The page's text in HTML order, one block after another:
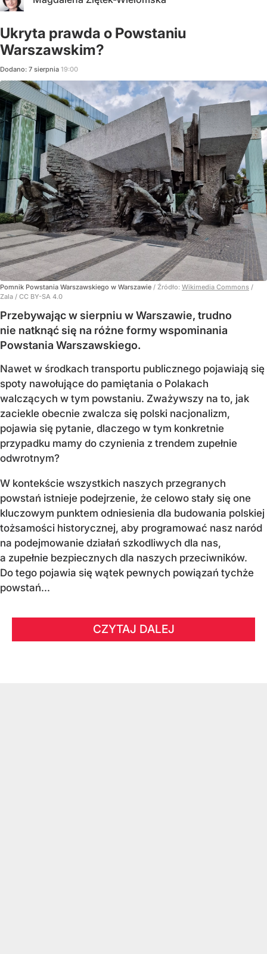
Ukryta prawda o Powstaniu
Warszawskim?
Dodano: 7 sierpnia 19:00
Pomnik Powstania Warszawskiego w Warszawie / Źródło: Wikimedia Commons /
Zala / CC BY-SA 4.0
Przebywając w sierpniu w Warszawie, trudno
nie natknąć się na różne formy wspominania
Powstania Warszawskiego.
Nawet w środkach transportu publicznego pojawiają się
spoty nawołujące do pamiętania o Polakach
walczących w tym powstaniu. Zważywszy na to, jak
zaciekle obecnie zwalcza się polski nacjonalizm,
pojawia się pytanie, dlaczego w tym konkretnie
przypadku mamy do czynienia z trendem zupełnie
odwrotnym?
W kontekście wszystkich naszych przegranych
powstań istnieje podejrzenie, że celowo stały się one
kluczowym punktem odniesienia dla budowania polskiej
tożsamości historycznej, aby programować nasz naród
na podejmowanie działań szkodliwych dla nas,
a zupełnie bezpiecznych dla naszych przeciwników.
Do tego pojawia się wątek pewnych powiązań tychże
powstań...
CZYTAJ DALEJ